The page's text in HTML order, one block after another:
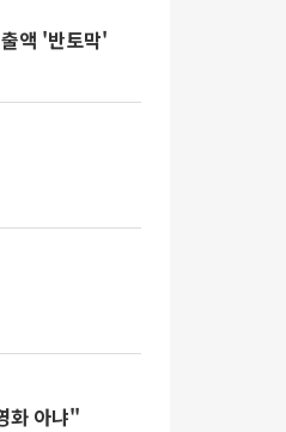
액 '반토막'
화 아냐"